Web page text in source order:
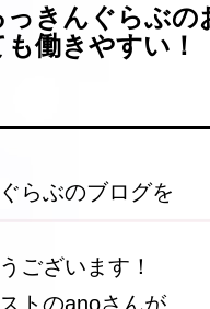
っきんぐらぶの
も働きやすい！
らぶのブログを
ございます！
トのanoさんが、